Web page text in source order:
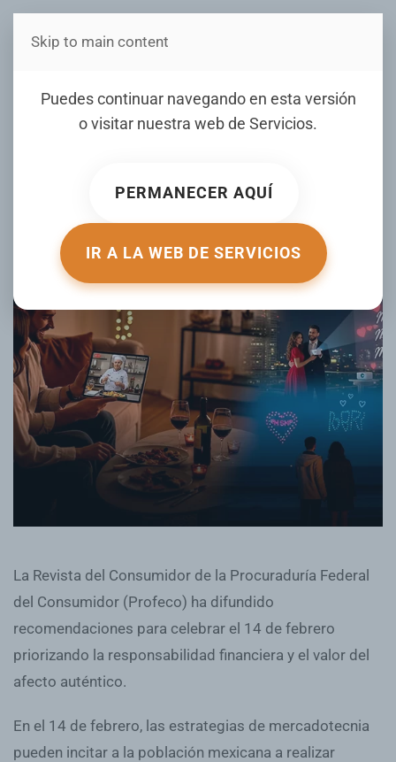
Estás en Telenord Medios
Puedes continuar navegando en esta versión
o visitar nuestra web de Servicios.
PERMANECER AQUÍ
IR A LA WEB DE SERVICIOS
Skip to main content
Profeco da consejos para
tener un Día de San
las finanzas
ESCRITO POR INFOBAE.COM EL 14 FEBRERO 2026. PUBLICADO
TU DINERO.
La Revista del Consumidor de la Procuraduría Federal
del Consumidor (Profeco) ha difundido
recomendaciones para celebrar el 14 de febrero
priorizando la responsabilidad financiera y el valor del
afecto auténtico.
En el 14 de febrero, las estrategias de mercadotecnia
pueden incitar a la población mexicana a realizar